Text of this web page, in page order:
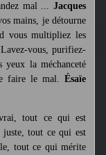
mal ... Jacques
mains, je détourne
vous multipliez les
vous, purifiez-
yeux la méchanceté
faire le mal. Ésaïe
tout ce qui est
tout ce qui est
tout ce qui mérite